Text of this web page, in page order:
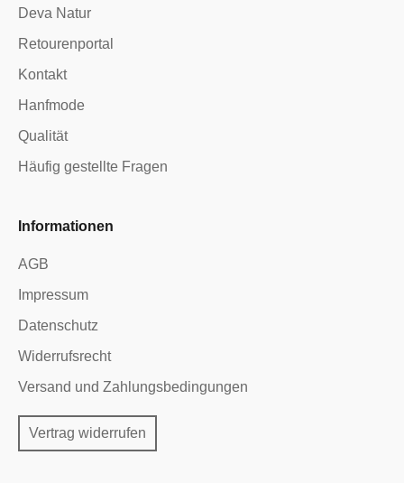
Deva Natur
Retourenportal
Kontakt
Hanfmode
Qualität
Häufig gestellte Fragen
Informationen
AGB
Impressum
Datenschutz
Widerrufsrecht
Versand und Zahlungsbedingungen
Vertrag widerrufen